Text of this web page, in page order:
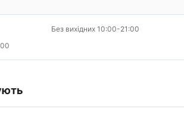
Без вихідних 10:00-21:00